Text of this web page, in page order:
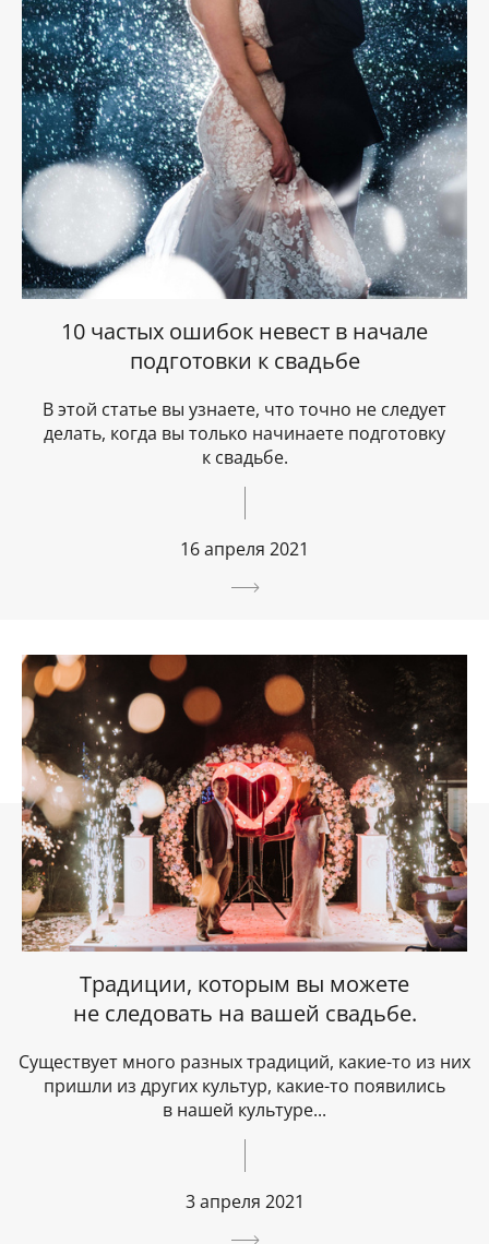
10 частых ошибок невест в начале
подготовки к свадьбе
В этой статье вы узнаете, что точно не следует
делать, когда вы только начинаете подготовку
к свадьбе.
16 апреля 2021
Традиции, которым вы можете
не следовать на вашей свадьбе.
Существует много разных традиций, какие-то из них
пришли из других культур, какие-то появились
в нашей культуре...
3 апреля 2021